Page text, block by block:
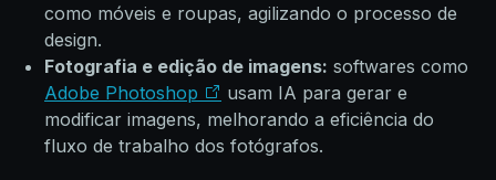
como móveis e roupas, agilizando o processo de
design.
Fotografia e edição de imagens: softwares como
Adobe Photoshop
usam IA para gerar e
modificar imagens, melhorando a eficiência do
fluxo de trabalho dos fotógrafos.